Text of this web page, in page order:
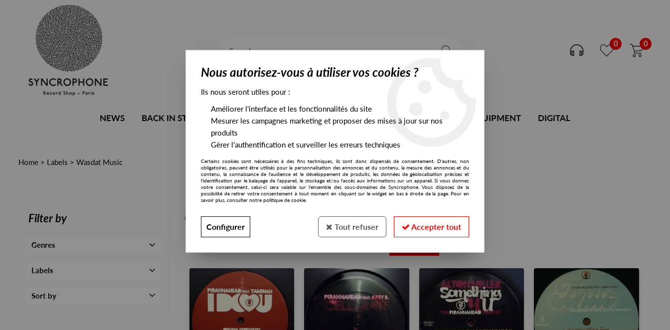
0 0
NEWS BACK IN STOCK ALL STOCK EXCLUSIVES PRESALES EXCLUSIVES DJ EQUIPMENT DIGITAL
Home > Labels > Wasdat Music
Filter by
Genres
Labels
Sort by
PRESALES EXCLUSIVES
Nous autorisez-vous à utiliser vos cookies ?
Ils nous seront utiles pour :
Améliorer l'interface et les fonctionnalités du site
Mesurer les campagnes marketing et proposer des mises à jour sur nos
produits
Gérer l'authentification et surveiller les erreurs techniques
Certains cookies sont nécessaires à des fins techniques, ils sont donc dispensés de consentement. D'autres, non
obligatoires, peuvent être utilisés pour la personnalisation des annonces et du contenu, la mesure des annonces et du
contenu, la connaissance de l'audience et le développement de produits, les données de géolocalisation précises et
l'identification par le balayage de l'appareil, le stockage et/ou l'accès aux informations sur un appareil. Si vous donnez
votre consentement, celui-ci sera valable sur l’ensemble des sous-domaines de Syncrophone. Vous disposez de la
possibilité de retirer votre consentement à tout moment en cliquant sur le widget en bas à droite de la page. Pour en
savoir plus, consulter notre politique de cookie.
Configurer Tout refuser Accepter tout